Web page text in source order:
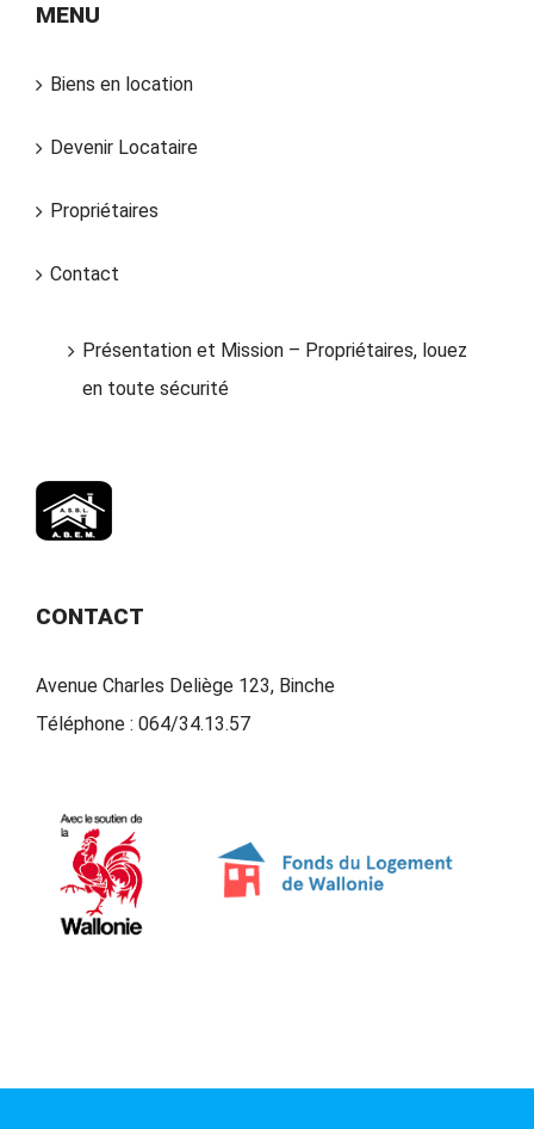
MENU
Biens en location
Devenir Locataire
Propriétaires
Contact
Présentation et Mission – Propriétaires, louez
en toute sécurité
CONTACT
Avenue Charles Deliège 123, Binche
Téléphone : 064/34.13.57